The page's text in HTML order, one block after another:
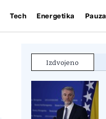
Tech Energetika Pauza
Izdvojeno